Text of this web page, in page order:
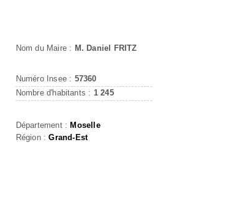
Nom du Maire : M. Daniel FRITZ
Numéro Insee : 57360
Nombre d'habitants : 1 245
Département : Moselle
Région :Grand-Est